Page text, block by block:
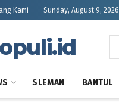
Kami Sunday, August 9, 2026
SLEMAN BANTUL